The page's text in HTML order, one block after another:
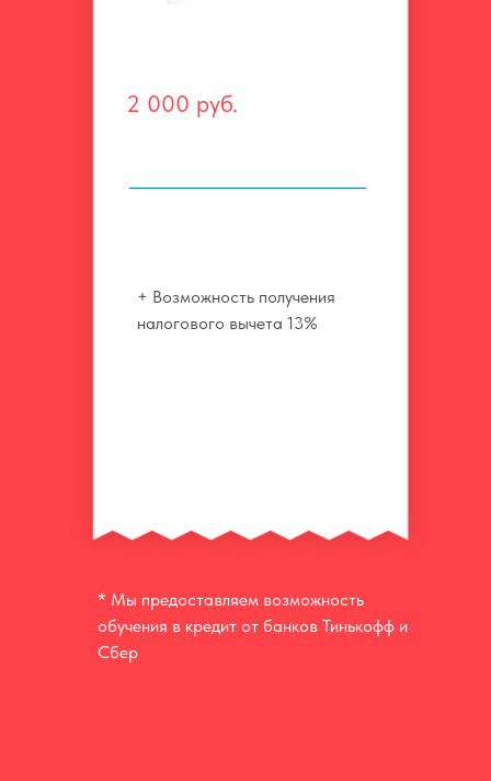
2 000 руб.
* Мы предоставляем возможность
обучения в кредит от банков Тинькофф и
Сбер
+ Возможность получения
налогового вычета 13%